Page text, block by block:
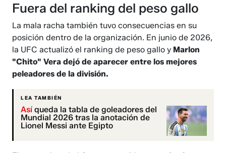
Fuera del ranking del peso gallo
La mala racha también tuvo consecuencias en su
posición dentro de la organización. En junio de 2026,
la UFC actualizó el ranking de peso gallo y Marlon
"Chito" Vera dejó de aparecer entre los mejores
peleadores de la división.
LEA TAMBIÉN
Asíqueda la tabla de goleadores del
Mundial 2026 tras la anotación de
Lionel Messi ante Egipto